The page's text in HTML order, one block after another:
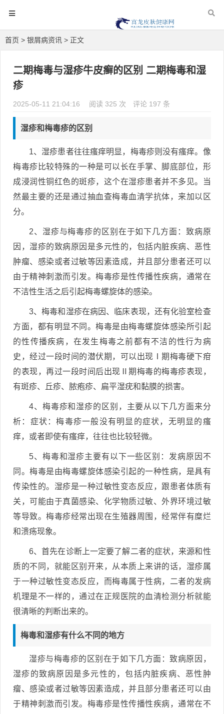
首页 > 银屑病资讯 > 正文
二期梅毒与湿疹牛皮癣的区别 二期梅毒和湿
疹
2025-05-11 21:04:16 阅读 325 次 评论 197 条
湿疹和梅毒疹的区别
1、湿疹患者往往瘙痒明显，梅毒疹则没有瘙痒。像
梅毒疹比较特殊的一种是可以长在手掌、脚底部位，形
成浸润性铜红色的斑疹，这个在湿疹患者并不多见。当
然最主要的还是通过抽血查梅毒血清学抗体，来加以区
分。
2、湿疹与梅毒疹的区别在于如下几方面：致病原
因，湿疹的致病原因是多元性的，包括内脏疾病、恶性
肿瘤、感染或者过敏等因素造成，并且部分患者还可以
由于精神刺激而引发。梅毒疹是性传播性疾病，通常在
不洁性生活之后引起梅毒螺旋体的感染。
3、梅毒和湿疹在病因、临床表现，还有化验室检查
方面，都有明显不同。梅毒是由梅毒螺旋体感染所引起
的性传播疾病，在发生梅毒之前都有不洁的性行为病
史，经过一段时间的潜伏期，可以出现Ⅰ期梅毒硬下疳
的表现，再过一段时间后出现Ⅱ期梅毒的梅毒疹表现，
有斑疹、丘疹、脓疱疹、扁平湿疣和黏膜的损害。
4、梅毒疹和湿疹的区别，主要从以下几方面来分
析：症状：梅毒疹一般没有明显的症状，无明显的瘙
痒，或者即使有瘙痒，往往也比较轻微。
5、梅毒和湿疹主要有以下一些区别：发病原因不
同。梅毒是由梅毒螺旋体感染引起的一种性病，是具有
传染性的。湿疹是一种过敏性变态反应，跟患者体质有
关，可能由于真菌感染、化学物质过敏、外界环境过敏
等导致。梅毒疹经常出现在生殖器周围，经常伴有糜烂
和溃疡现象。
6、首先在诊断上一定要了解二者的症状，来源和性
质的不同，就能区别开来，从本质上来讲的话，湿疹属
于一种过敏性变态反应，而梅毒属于性病，二者的发病
机理是不一样的，通过在正规医院的血清检测分析就能
很清晰的判断出来的。
梅毒和湿疹有什么不同的地方
湿疹与梅毒疹的区别在于如下几方面：致病原因，
湿疹的致病原因是多元性的，包括内脏疾病、恶性肿
瘤、感染或者过敏等因素造成，并且部分患者还可以由
于精神刺激而引发。梅毒疹是性传播性疾病，通常在不